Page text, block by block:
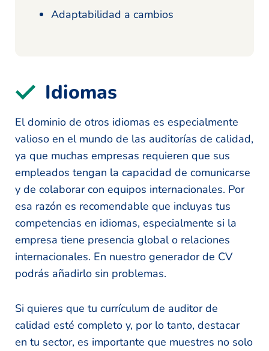
Adaptabilidad a cambios
Idiomas
El dominio de otros idiomas es especialmente
valioso en el mundo de las auditorías de calidad,
ya que muchas empresas requieren que sus
empleados tengan la capacidad de comunicarse
y de colaborar con equipos internacionales. Por
esa razón es recomendable que incluyas tus
competencias en idiomas, especialmente si la
empresa tiene presencia global o relaciones
internacionales. En nuestro generador de CV
podrás añadirlo sin problemas.
Si quieres que tu currículum de auditor de
calidad esté completo y, por lo tanto, destacar
en tu sector, es importante que muestres no solo